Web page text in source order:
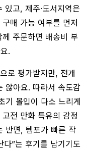
고, 제주·도서지역은
매 가능 여부를 먼저
주문하면 배송비 부
.
로 평가받지만, 전개
않아요. 따라서 속도감
기 몰입이 다소 느리게
전 만화 특유의 감정
반면, 템포가 빠른 작
”는 후기를 남기기도